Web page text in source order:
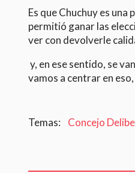
Es que Chuchuy es
permitió ganar las
ver con devolverle
y, en ese sentido, se
vamos a centrar en
Concejo